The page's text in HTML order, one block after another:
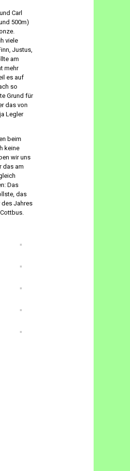
Carl
500m)
viele
Justus,
am
mehr
es auf
so
Grund für
das von
Legler
beim
keine
wir uns
das am
Das
das
Jahres